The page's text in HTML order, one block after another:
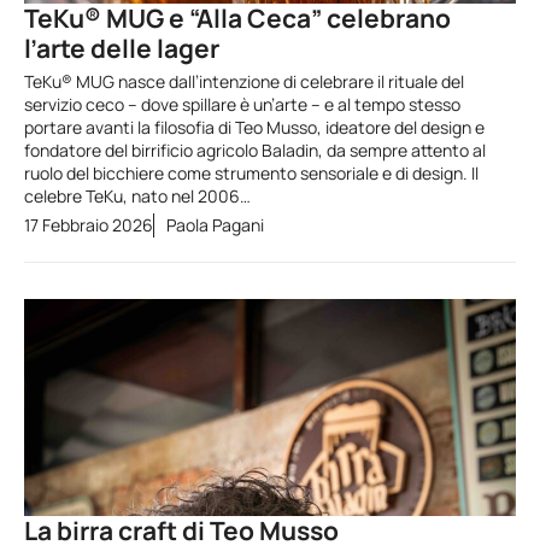
TeKu® MUG e “Alla Ceca” celebrano
l’arte delle lager
TeKu® MUG nasce dall’intenzione di celebrare il rituale del
servizio ceco – dove spillare è un’arte – e al tempo stesso
portare avanti la filosofia di Teo Musso, ideatore del design e
fondatore del birrificio agricolo Baladin, da sempre attento al
ruolo del bicchiere come strumento sensoriale e di design. Il
celebre TeKu, nato nel 2006…
17 Febbraio 2026
Paola Pagani
La birra craft di Teo Musso